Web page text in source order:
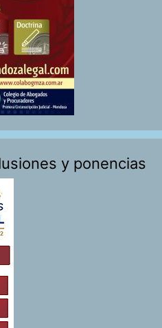
y ponencias